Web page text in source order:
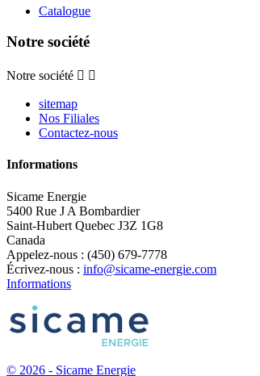
Catalogue
Notre société
Notre société  
sitemap
Nos Filiales
Contactez-nous
Informations
Sicame Energie
5400 Rue J A Bombardier
Saint-Hubert Quebec J3Z 1G8
Canada
Appelez-nous : (450) 679-7778
Écrivez-nous : info@sicame-energie.com
Informations
© 2026 - Sicame Energie